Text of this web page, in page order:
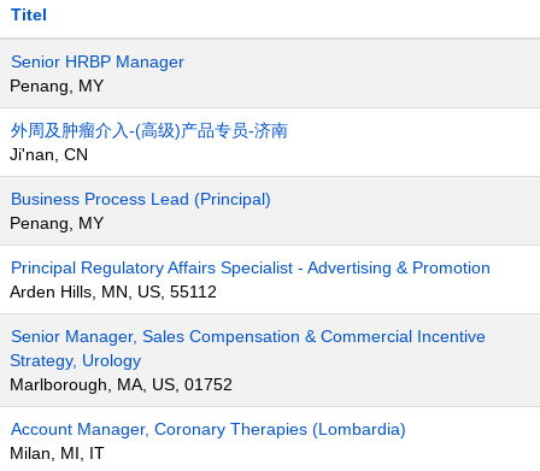
Titel
Senior HRBP Manager
Penang, MY
外周及肿瘤介入-(高级)产品专员-济南
Ji'nan, CN
Business Process Lead (Principal)
Penang, MY
Principal Regulatory Affairs Specialist - Advertising & Promotion
Arden Hills, MN, US, 55112
Senior Manager, Sales Compensation & Commercial Incentive
Strategy, Urology
Marlborough, MA, US, 01752
Account Manager, Coronary Therapies (Lombardia)
Milan, MI, IT